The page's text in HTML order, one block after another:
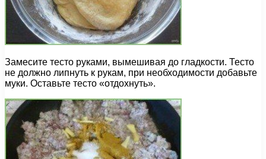
Замесите тесто руками, вымешивая до гладкости. Тесто
не должно липнуть к рукам, при необходимости добавьте
муки. Оставьте тесто «отдохнуть».